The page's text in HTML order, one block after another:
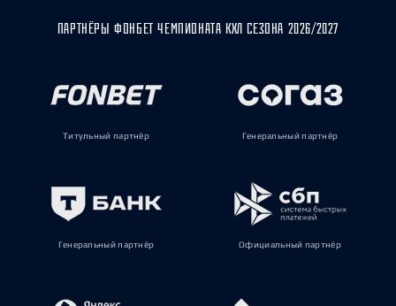
ПАРТНЁРЫ ФОНБЕТ ЧЕМПИОНАТА КХЛ СЕЗОНА 2026/2027
Титульный партнёр Генеральный партнёр
Генеральный партнёр Официальный партнёр